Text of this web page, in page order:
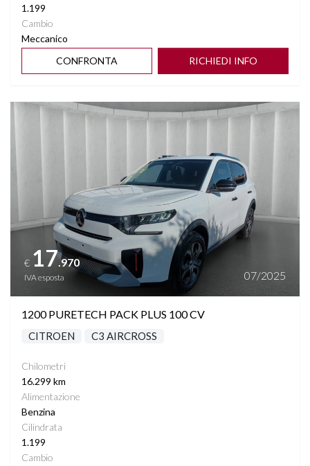
1.199
Cambio
Meccanico
CONFRONTA
RICHIEDI INFO
Vedi dettagli
€ 17.970
IVA esposta 07/2025
1200 PURETECH PACK PLUS 100 CV
CITROEN C3 AIRCROSS
Chilometri
16.299 km
Alimentazione
Benzina
Cilindrata
1.199
Cambio